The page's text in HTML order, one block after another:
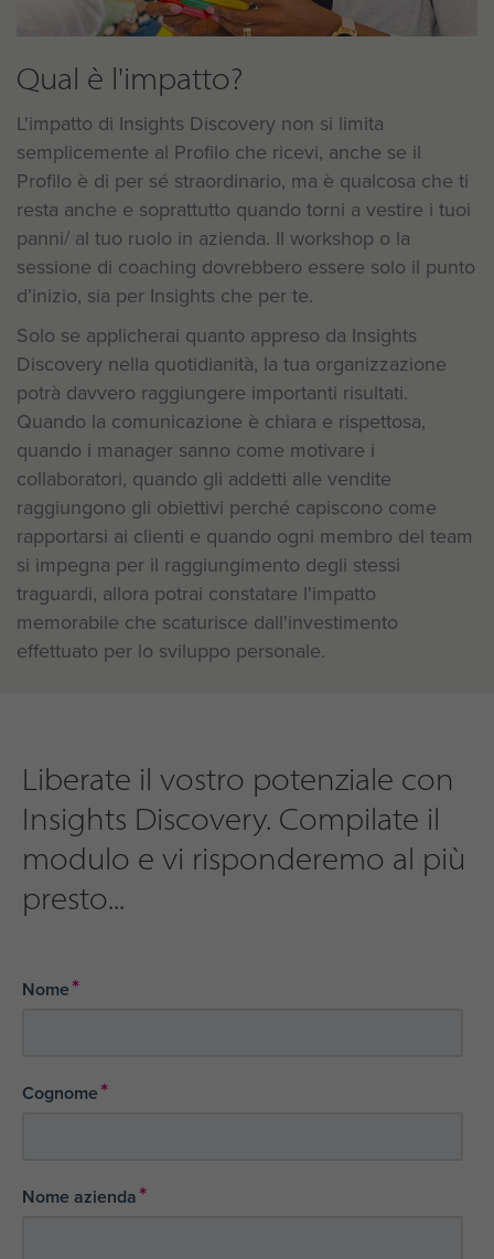
Qual è l'impatto?
L'impatto di Insights Discovery non si limita
semplicemente al Profilo che ricevi, anche se il
Profilo è di per sé straordinario, ma è qualcosa che ti
resta anche e soprattutto quando torni a vestire i tuoi
panni/ al tuo ruolo in azienda. Il workshop o la
sessione di coaching dovrebbero essere solo il punto
d’inizio, sia per Insights che per te.
Solo se applicherai quanto appreso da Insights
Discovery nella quotidianità, la tua organizzazione
potrà davvero raggiungere importanti risultati.
Quando la comunicazione è chiara e rispettosa,
quando i manager sanno come motivare i
collaboratori, quando gli addetti alle vendite
raggiungono gli obiettivi perché capiscono come
rapportarsi ai clienti e quando ogni membro del team
si impegna per il raggiungimento degli stessi
traguardi, allora potrai constatare l'impatto
memorabile che scaturisce dall'investimento
effettuato per lo sviluppo personale.
Liberate il vostro potenziale con
Insights Discovery. Compilate il
modulo e vi risponderemo al più
presto...
Nome*
Cognome*
Nome azienda*